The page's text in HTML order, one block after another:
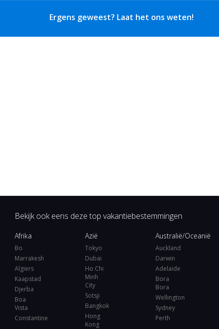
Ergens geweest? Laat het ons weten!
Bekijk ook eens deze top vakantiebestemmingen
Afrika
Bo
Marrakesh
Algiers
Kaapstad
Djerba
Boa
Vista
Constantine
Azië
Tokyo
Dubai
Ho Chi
Minh
City
Sotsji
Bangkok
Hong
Kong
Australië/Oceanië
Auckland
Darwin
Adelaide
Bora
Bora
Wellington
Sydney
Perth